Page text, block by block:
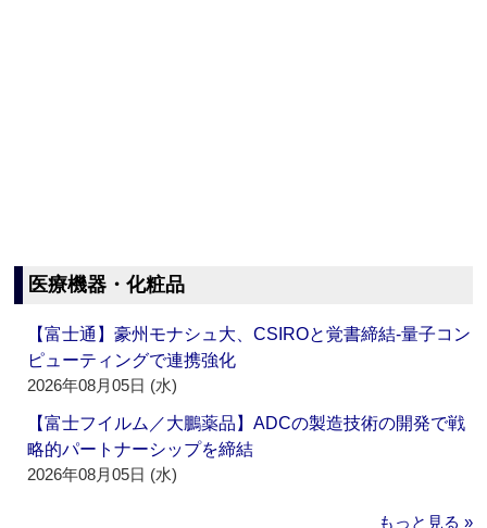
医療機器・化粧品
【富士通】豪州モナシュ大、CSIROと覚書締結‐量子コン
ピューティングで連携強化
2026年08月05日 (水)
【富士フイルム／大鵬薬品】ADCの製造技術の開発で戦
略的パートナーシップを締結
2026年08月05日 (水)
もっと見る »